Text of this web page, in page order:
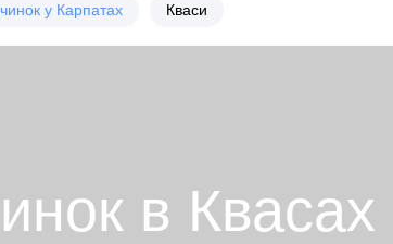
у Карпатах Кваси
в Квасах